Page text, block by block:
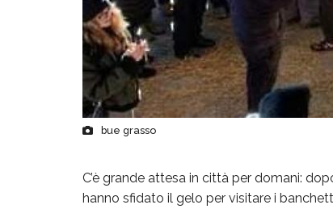
bue grasso
C’è grande attesa in città per domani:
hanno sfidato il gelo per visitare i